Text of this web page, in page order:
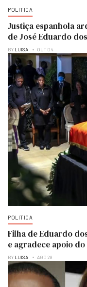
POLITICA
Justiça espanhola
de José Eduardo
BY LUISA OUT 04
POLITICA
Filha de Eduardo
e agradece apoio
BY LUISA AGO 28